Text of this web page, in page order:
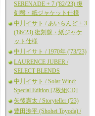
SERENADE + 7 ('82/'23) 復
刻盤・紙ジャケット仕様
中川イサト / あいらんど + 3
('86/'23) 復刻盤・紙ジャケ
ット仕様
中川イサト / 1970年 ('73/'23)
LAURENCE JUBER /
SELECT BLENDS
中川イサト / Solar Wind:
Special Edition [2枚組CD]
矢後憲太 / Storyteller ('23)
豊田渉平 (Shohei Toyoda) /